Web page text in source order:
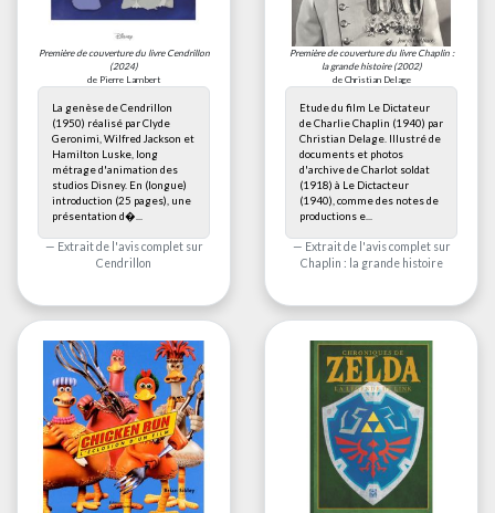
Première de couverture du livre Cendrillon
(2024)
de Pierre Lambert
La genèse de Cendrillon
(1950) réalisé par Clyde
Geronimi, Wilfred Jackson et
Hamilton Luske, long
métrage d'animation des
studios Disney. En (longue)
introduction (25 pages), une
présentation d�...
Extrait de l'avis complet sur
Cendrillon
Première de couverture du livre Chaplin :
la grande histoire(2002)
de Christian Delage
Etude du film Le Dictateur
de Charlie Chaplin (1940) par
Christian Delage. Illustré de
documents et photos
d'archive de Charlot soldat
(1918) à Le Dictacteur
(1940), comme des notes de
productions e...
Extrait de l'avis complet sur
Chaplin : la grande histoire